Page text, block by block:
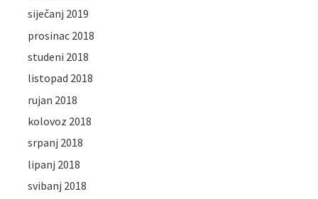
siječanj 2019
prosinac 2018
studeni 2018
listopad 2018
rujan 2018
kolovoz 2018
srpanj 2018
lipanj 2018
svibanj 2018